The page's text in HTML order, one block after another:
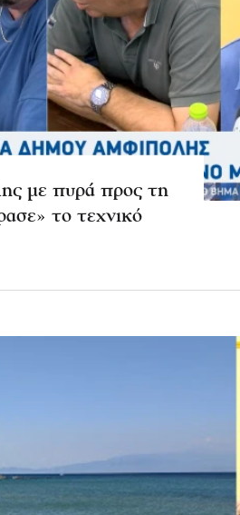
με πυρά προς τη
το τεχνικό